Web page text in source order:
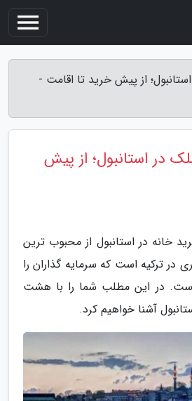
از پیش خرید تا اقامت -
در استانبول؛ از پیش
خانه در استانبول از محبوب ترین
در ترکیه است که سرمایه گذاران را
در این مطلب شما را با هشت
آشنا خواهیم کرد.